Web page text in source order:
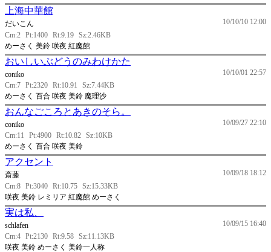
上海中華館
10/10/10 12:00
だいこん
Cm:2 Pt:1400 Rt:9.19 Sz:2.46KB
めーさく 美鈴 咲夜 紅魔館
おいしいぶどうのみわけかた
10/10/01 22:57
coniko
Cm:7 Pt:2320 Rt:10.91
Sz:7.44KB
めーさく 百合 咲夜 美鈴 魔理沙
おんなごころとあきのそら。
10/09/27 22:10
coniko
Cm:11
Pt:4900 Rt:10.82 Sz:10KB
めーさく 百合 咲夜 美鈴
アクセント
10/09/18 18:12
斎藤
Cm:8 Pt:3040 Rt:10.75 Sz:15.33KB
咲夜 美鈴 レミリア 紅魔館 めーさく
実は私、
10/09/15 16:40
schlafen
Cm:4 Pt:2130 Rt:9.58 Sz:11.13KB
咲夜 美鈴 めーさく 美鈴一人称